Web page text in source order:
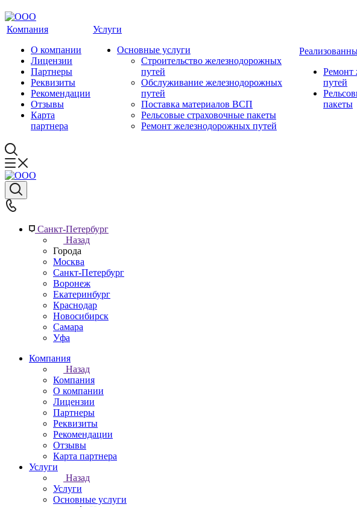
Компания
О компании
Лицензии
Партнеры
Реквизиты
Рекомендации
Отзывы
Карта
партнера
Услуги
Основные услуги
Строительство железнодорожных
путей
Обслуживание железнодорожных
путей
Поставка материалов ВСП
Рельсовые страховочные пакеты
Ремонт железнодорожных путей
Ремонт
путей
пакеты
Санкт-Петербург
Назад
Города
Москва
Санкт-Петербург
Воронеж
Екатеринбург
Краснодар
Новосибирск
Самара
Уфа
Компания
Назад
Компания
О компании
Лицензии
Партнеры
Реквизиты
Рекомендации
Отзывы
Карта партнера
Услуги
Назад
Услуги
Основные услуги